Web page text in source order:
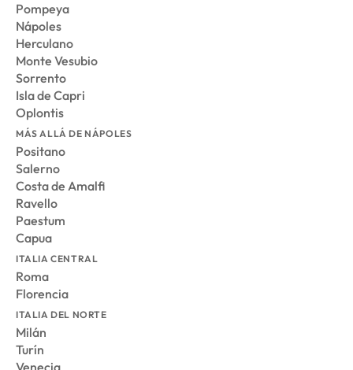
Pompeya
Nápoles
Herculano
Monte Vesubio
Sorrento
Isla de Capri
Oplontis
MÁS ALLÁ DE NÁPOLES
Positano
Salerno
Costa de Amalfi
Ravello
Paestum
Capua
ITALIA CENTRAL
Roma
Florencia
ITALIA DEL NORTE
Milán
Turín